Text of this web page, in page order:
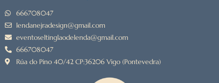
666708047
lendanejradesign@gmail.com
eventoseltinglaodelenda@gmail.com
666708047
Rúa do Pino 40/42 CP:36206 Vigo (Pontevedra)